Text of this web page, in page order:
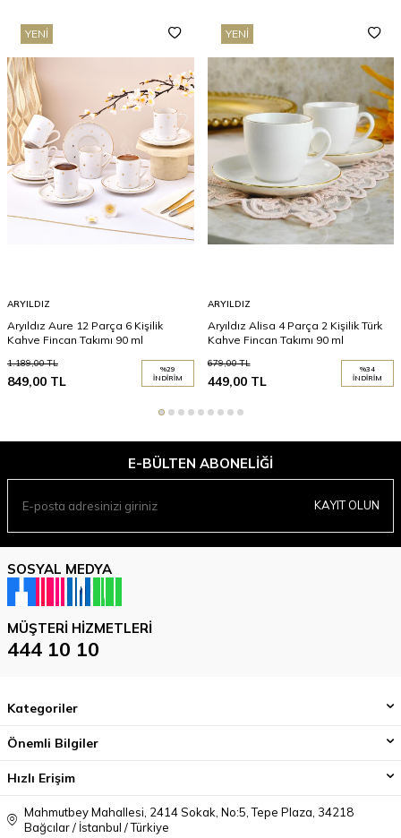
YENI
ARYILDIZ
Aryıldız Aure 12 Parça 6 Kişilik
Kahve Fincan Takımı 90 ml
1.189,00TL
849,00 TL
%29
İNDIRIM
YENI
ARYILDIZ
Aryıldız Alisa 4 Parça 2 Kişilik Türk
Kahve Fincan Takımı 90 ml
679,00TL
449,00TL
%34
İNDIRIM
E-BÜLTEN ABONELIĞI
KAYIT OLUN
SOSYAL MEDYA
MÜŞTERI HIZMETLERI
444 10 10
Kategoriler
Önemli Bilgiler
Hızlı Erişim
Mahmutbey Mahallesi, 2414 Sokak, No:5, Tepe Plaza, 34218
Bağcılar / İstanbul / Türkiye